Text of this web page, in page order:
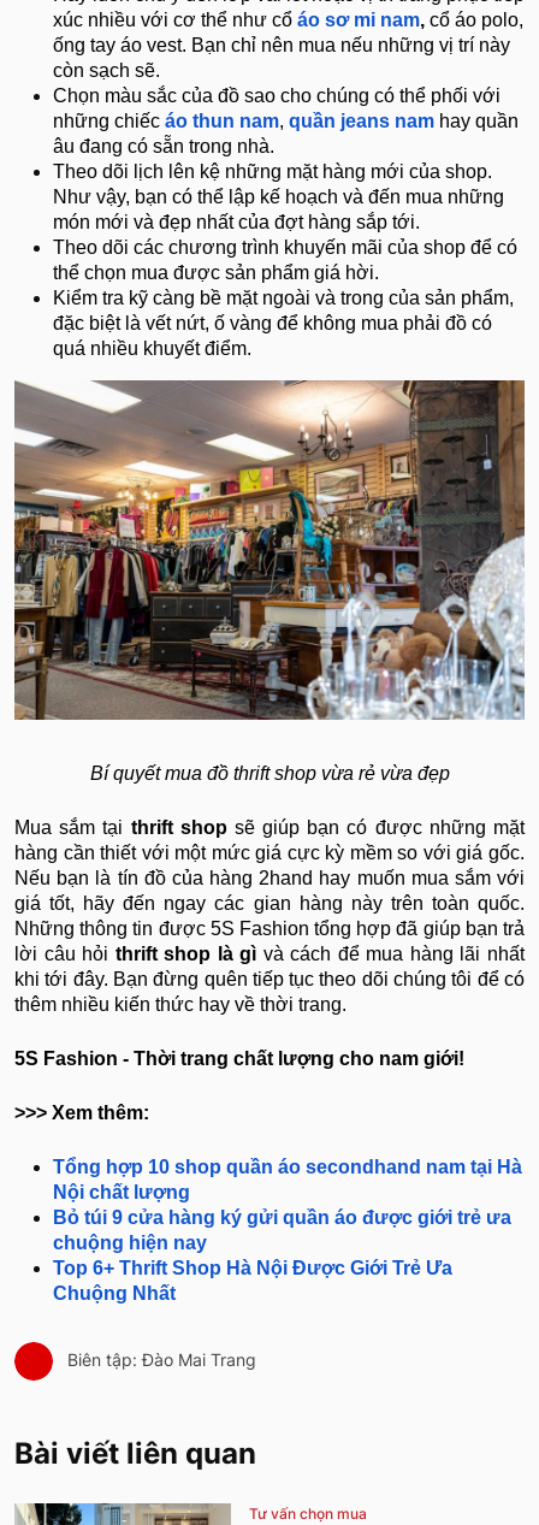
xúc nhiều với cơ thể như cổ áo sơ mi nam, cổ áo polo,
ống tay áo vest. Bạn chỉ nên mua nếu những vị trí này
còn sạch sẽ.
Chọn màu sắc của đồ sao cho chúng có thể phối với
những chiếc áo thun nam, quần jeans nam hay quần
âu đang có sẵn trong nhà.
Theo dõi lịch lên kệ những mặt hàng mới của shop.
Như vậy, bạn có thể lập kế hoạch và đến mua những
món mới và đẹp nhất của đợt hàng sắp tới.
Theo dõi các chương trình khuyến mãi của shop để có
thể chọn mua được sản phẩm giá hời.
Kiểm tra kỹ càng bề mặt ngoài và trong của sản phẩm,
đặc biệt là vết nứt, ố vàng để không mua phải đồ có
quá nhiều khuyết điểm.
Bí quyết mua đồ thrift shop vừa rẻ vừa đẹp
Mua sắm tại thrift shop sẽ giúp bạn có được những mặt
hàng cần thiết với một mức giá cực kỳ mềm so với giá gốc.
Nếu bạn là tín đồ của hàng 2hand hay muốn mua sắm với
giá tốt, hãy đến ngay các gian hàng này trên toàn quốc.
Những thông tin được 5S Fashion tổng hợp đã giúp bạn trả
lời câu hỏi thrift shop là gì và cách để mua hàng lãi nhất
khi tới đây. Bạn đừng quên tiếp tục theo dõi chúng tôi để có
thêm nhiều kiến thức hay về thời trang.
5S Fashion - Thời trang chất lượng cho nam giới!
>>> Xem thêm:
Tổng hợp 10 shop quần áo secondhand nam tại Hà
Nội chất lượng
Bỏ túi 9 cửa hàng ký gửi quần áo được giới trẻ ưa
chuộng hiện nay
Top 6+ Thrift Shop Hà Nội Được Giới Trẻ Ưa
Chuộng Nhất
Biên tập: Đào Mai Trang
Bài viết liên quan
Tư vấn chọn mua